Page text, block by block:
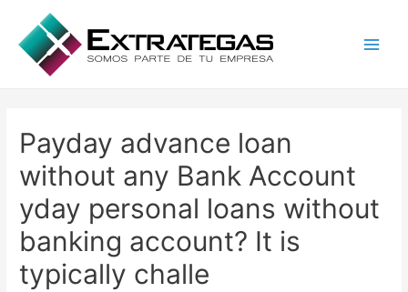
Payday advance loan
without any Bank Account
yday personal loans without
banking account? It is
typically challe